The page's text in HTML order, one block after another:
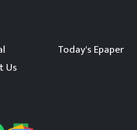
Today's Epaper
Us